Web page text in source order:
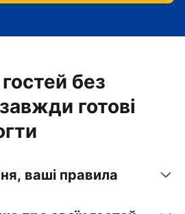
без
готові
ваші правила